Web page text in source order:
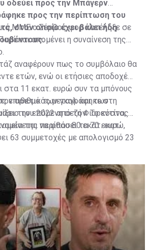
οδεύει προς την Μπάγερν
προς την περίπτωση του
στον οποίο έχει βάλει ήδη
ΜΜΕ ο Σέρβος φορ κατέληξε σε
και απομένει η συναίνεση της
αναφέρουν πως το συμβόλαιο θα
ετών, ενώ οι ετήσιες αποδοχές
στα 11 εκατ. ευρώ συν τα μπόνους
αριθμό των γκολ και των
την επόμενη σεζόν. Το κόστος
να φθάσει τα 70 εκατ.
επιθετικός μεταγράφηκε στη
του 2022 από τη Φιορεντίνα, η
της περίπου 80 εκατ. ευρώ,
63 συμμετοχές με απολογισμό 23